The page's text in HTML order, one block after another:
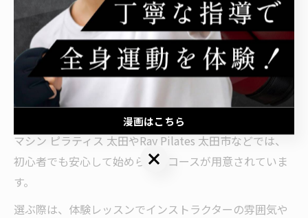
いを理解することが大切です。グループレッスンは仲間
と一緒に楽しく学べ、モチベーション維持に役立ちま
す。
一方、パーソナルレッスンなら個別の体力や悩みに合わ
せた指導が受けられるため、運動経験の少ない方や身体
に不安がある方にもおすすめです。例えば、太田市内の
マシン ピラティス 太田やRay Pilates 太田市などでは、
初心者でも安心して始められるコースが用意されていま
す。
選ぶ際は、体験レッスンでインストラクターの雰囲気や
漫画はこちら
漫画はこちら